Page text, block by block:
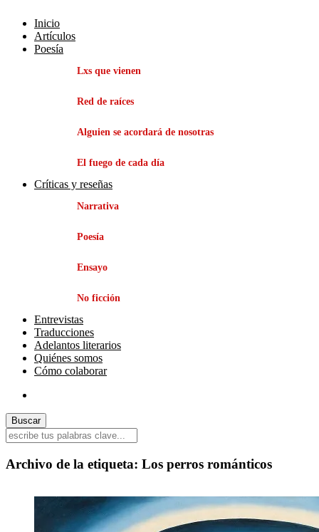
Inicio
Artículos
Poesía
Lxs que vienen
Red de raíces
Alguien se acordará de nosotras
El fuego de cada día
Críticas y reseñas
Narrativa
Poesía
Ensayo
No ficción
Entrevistas
Traducciones
Adelantos literarios
Quiénes somos
Cómo colaborar
Archivo de la etiqueta: Los perros románticos